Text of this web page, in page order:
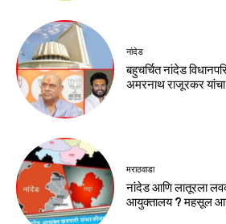
नांदेड
बहुचर्चित नांदेड
अमरनाथ राजूरकर
मराठवाडा
नांदेड आणि लातूरला
आयुक्तालय ? महसूल